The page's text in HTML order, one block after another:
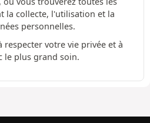
la collecte, l'utilisation et la
personnelles.
respecter votre vie privée et à
le plus grand soin.